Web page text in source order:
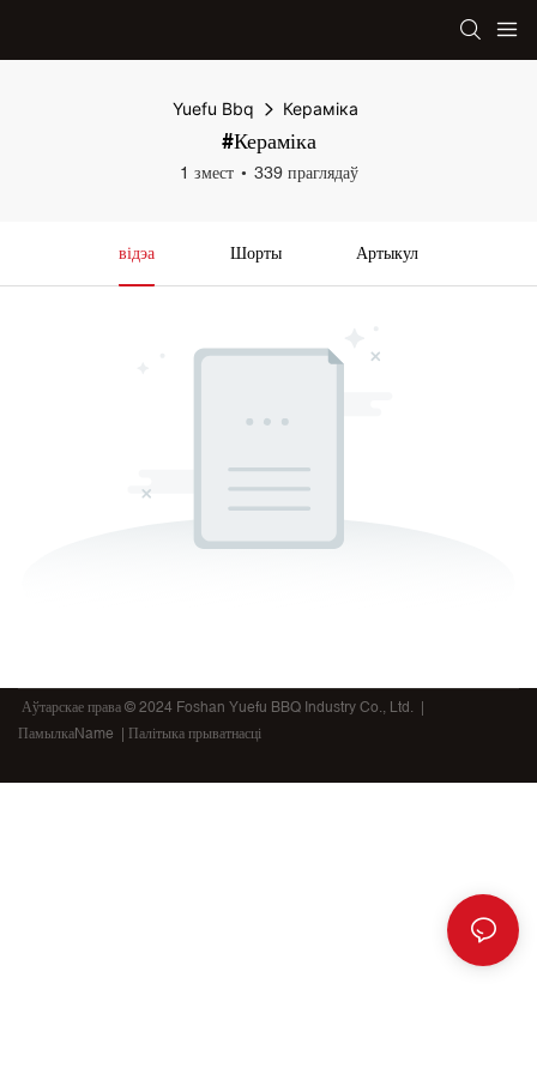
Yuefu Bbq Кераміка
#Кераміка
1 змест 339 праглядаў
відэа Шорты Артыкул
Аўтарскае права © 2024 Foshan Yuefu BBQ Industry Co., Ltd. |
ПамылкаName
| Палітыка прыватнасці